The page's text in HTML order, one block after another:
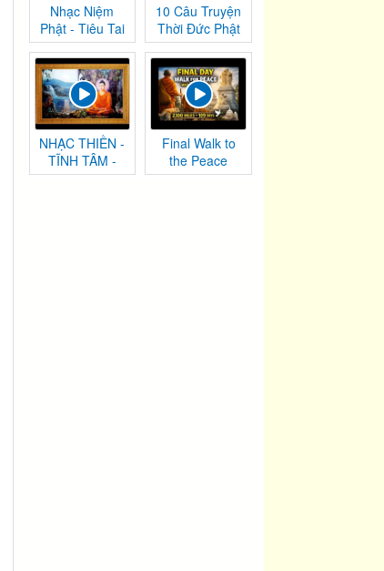
Nhạc Niệm
Phật - Tiêu Tai
Nghiệp
Chướng
10 Câu Truyện
Thời Đức Phật
Tại Thế
NHẠC THIỀN -
TĨNH TÂM -
AN NHIÊN TỰ
Final Walk to
the Peace
Monument |